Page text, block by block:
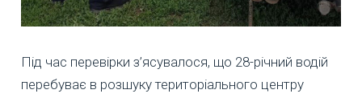
Під час перевірки з’ясувалося, що 28-річний водій
перебуває в розшуку територіального центру